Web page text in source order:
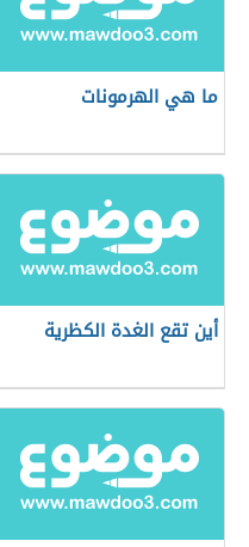
ما هي الهرمونات
أين تقع الغدة الكظرية